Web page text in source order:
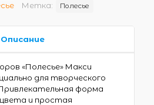
Метка: Полесье
Описание
«Полесье» Макси
для творческого
форма
и простая